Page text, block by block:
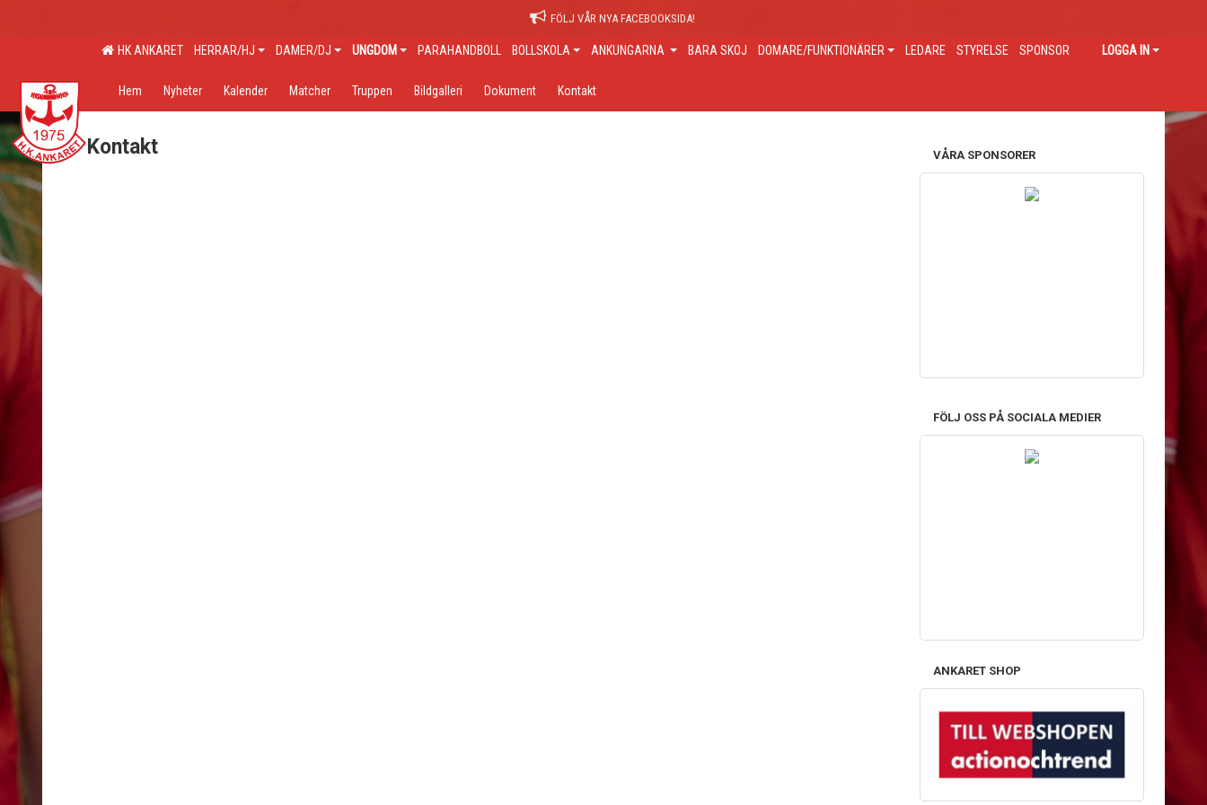
FÖLJ VÅR NYA FACEBOOKSIDA!
HK ANKARET HERRAR/HJ DAMER/DJ UNGDOM PARAHANDBOLL BOLLSKOLA ANKUNGARNA BARA SKOJ DOMARE/FUNKTIONÄRER LEDARE STYRELSE SPONSOR LOGGA IN
Hem Nyheter Kalender Matcher Truppen Bildgalleri Dokument Kontakt
Kontakt VÅRA SPONSORER
FÖLJ OSS PÅ SOCIALA MEDIER
ANKARET SHOP